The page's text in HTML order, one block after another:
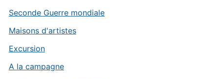
Seconde Guerre mondiale
Maisons d'artistes
Excursion
A la campagne